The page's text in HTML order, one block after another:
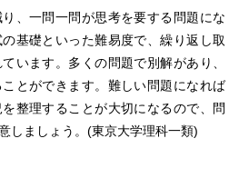
、一問一問が思考を要する問題にな
基礎といった難易度で、繰り返し取
います。多くの問題で別解があり、
とができます。難しい問題になれば
整理することが大切になるので、問
しましょう。(東京大学理科一類)